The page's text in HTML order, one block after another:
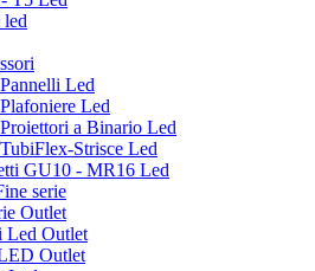
Led
Led
a Binario Led
Strisce Led
GU10 - MR16 Led
serie
Outlet
Led Outlet
Outlet